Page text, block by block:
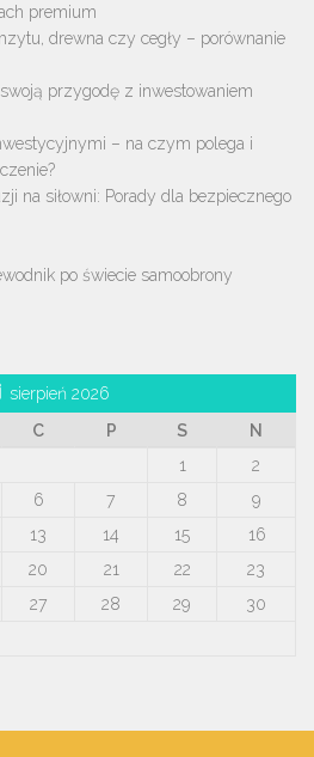
premium
drewna czy cegły – porównanie
przygodę z inwestowaniem
– na czym polega i
na siłowni: Porady dla bezpiecznego
po świecie samoobrony
sierpień 2026
C P S
N
1
2
6 7 8
9
13 14 15
16
20 21 22
23
27 28 29
30